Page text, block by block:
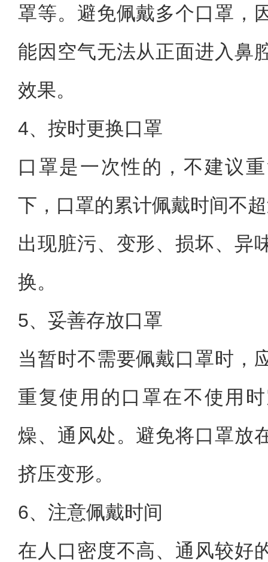
罩等。避免佩戴多个口罩，
能因空气无法从正面进入鼻
效果。
4、按时更换口罩
口罩是一次性的，不建议
下，口罩的累计佩戴时间不
出现脏污、变形、损坏、异
换。
5、妥善存放口罩
当暂时不需要佩戴口罩时，
重复使用的口罩在不使用
燥、通风处。避免将口罩放
挤压变形。
6、注意佩戴时间
在人口密度不高、通风较好